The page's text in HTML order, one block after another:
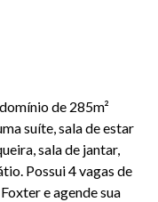
de 285m²
suíte, sala de estar
sala de jantar,
Possui 4 vagas de
e agende sua